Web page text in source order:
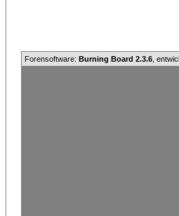
Forensoftware: Burning Board 2.3.6 ,